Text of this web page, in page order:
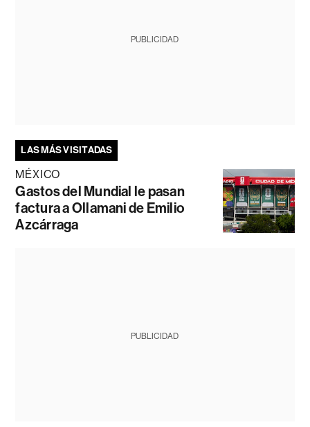
PUBLICIDAD
LAS MÁS VISITADAS
MÉXICO
Gastos del Mundial le pasan
factura a Ollamani de Emilio
Azcárraga
PUBLICIDAD